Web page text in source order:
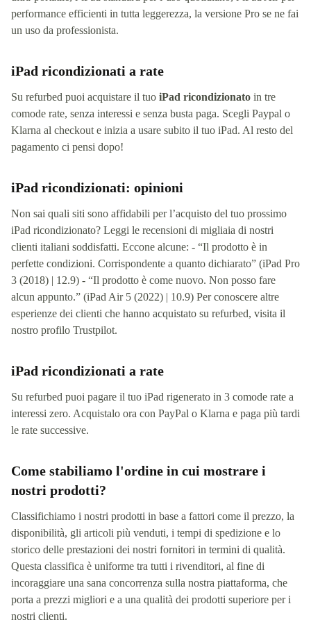
performance efficienti in tutta leggerezza, la versione Pro se ne fai
un uso da professionista.
iPad ricondizionati a rate
Su refurbed puoi acquistare il tuo iPad ricondizionato in tre
comode rate, senza interessi e senza busta paga. Scegli Paypal o
Klarna al checkout e inizia a usare subito il tuo iPad. Al resto del
pagamento ci pensi dopo!
iPad ricondizionati: opinioni
Non sai quali siti sono affidabili per l’acquisto del tuo prossimo
iPad ricondizionato? Leggi le recensioni di migliaia di nostri
clienti italiani soddisfatti. Eccone alcune: - “Il prodotto è in
perfette condizioni. Corrispondente a quanto dichiarato” (iPad Pro
3 (2018) | 12.9) - “Il prodotto è come nuovo. Non posso fare
alcun appunto.” (iPad Air 5 (2022) | 10.9) Per conoscere altre
esperienze dei clienti che hanno acquistato su refurbed, visita il
nostro profilo Trustpilot.
iPad ricondizionati a rate
Su refurbed puoi pagare il tuo iPad rigenerato in 3 comode rate a
interessi zero. Acquistalo ora con PayPal o Klarna e paga più tardi
le rate successive.
Come stabiliamo l'ordine in cui mostrare i
nostri prodotti?
Classifichiamo i nostri prodotti in base a fattori come il prezzo, la
disponibilità, gli articoli più venduti, i tempi di spedizione e lo
storico delle prestazioni dei nostri fornitori in termini di qualità.
Questa classifica è uniforme tra tutti i rivenditori, al fine di
incoraggiare una sana concorrenza sulla nostra piattaforma, che
porta a prezzi migliori e a una qualità dei prodotti superiore per i
nostri clienti.